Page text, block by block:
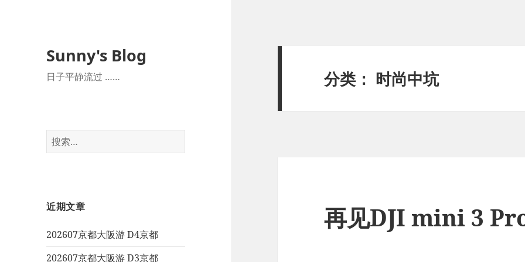
Sunny's Blog
日子平静流过 ……
搜
索：
近期文章
202607京都大阪游 D4京都
202607京都大阪游 D3京都
分类： 时尚中坑
再见DJI mini 3